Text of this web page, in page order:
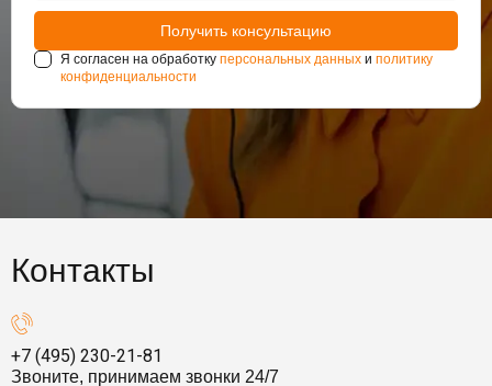
Я согласен на обработку персональных данных и политику
конфиденциальности
Контакты
+7 (495) 230-21-81
Звоните, принимаем звонки 24/7